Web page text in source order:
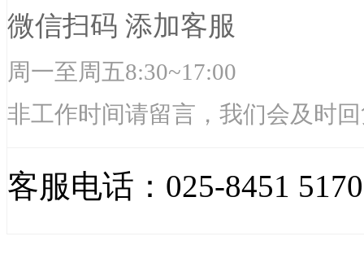
微信扫码 添加客服
周一至周五8:30~17:00
非工作时间请留言，我们会及时
客服电话：025-8451 5170